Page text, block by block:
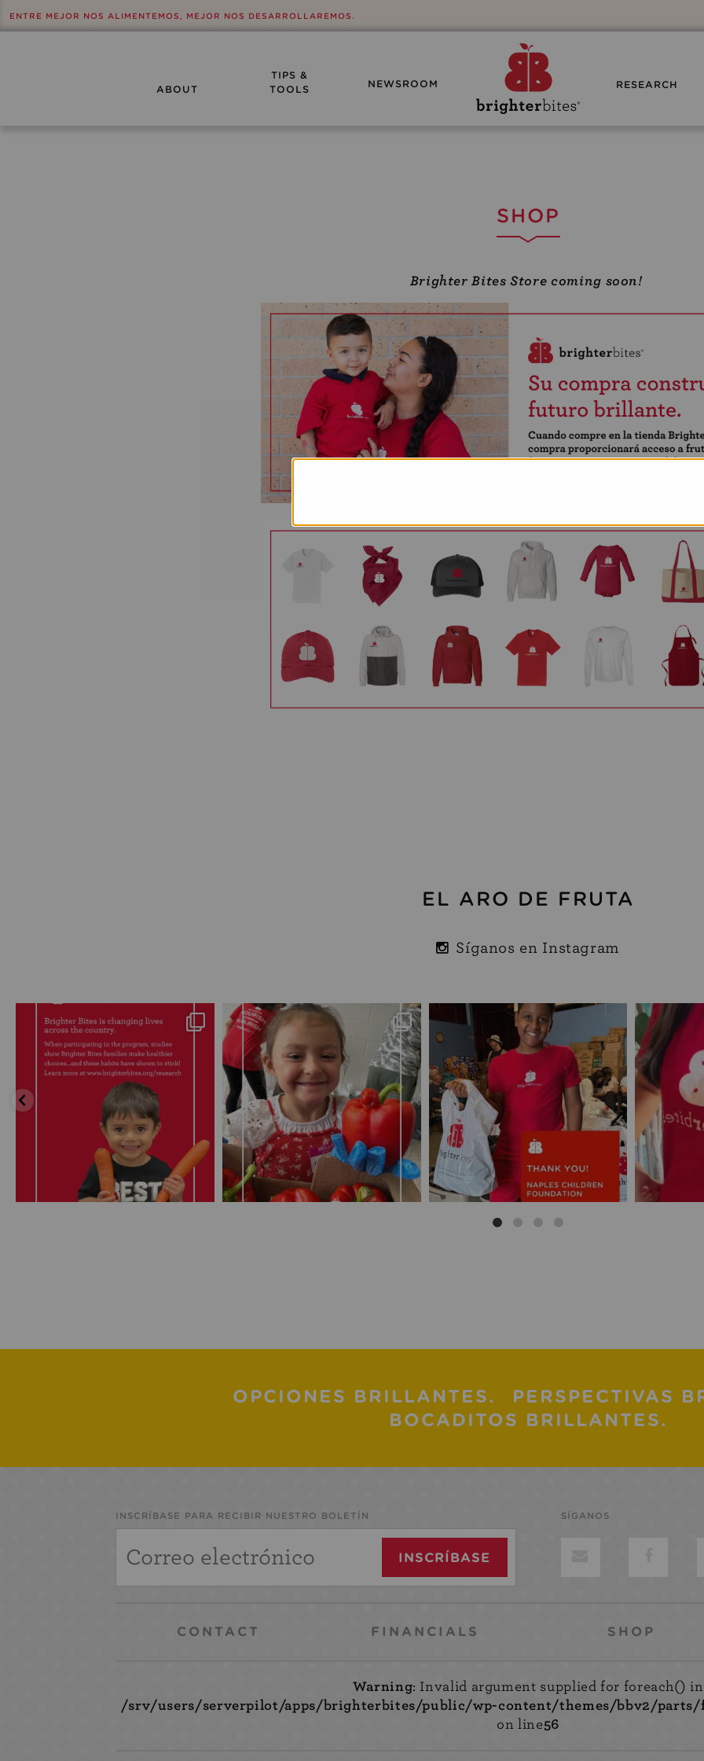
ENTRE MEJOR NOS ALIMENTEMOS, MEJOR NOS DESARROLLAREMOS.
ABOUT
TIPS &
TOOLS
NEWSROOM RESEARCH
SHOP
Brighter Bites Store coming soon!
EL ARO DE FRUTA
Síganos en Instagram
OPCIONES BRILLANTES.
PERSPECTIVAS
BOCADITOS BRILLANTES.
INSCRÍBASE PARA RECIBIR NUESTRO BOLETÍN SÍGANOS
CONTACT FINANCIALS SHOP
Warning: Invalid argument supplied for foreach() in
/srv/users/serverpilot/apps/brighterbites/public/wp-content/themes/bbv2/parts/
on line56